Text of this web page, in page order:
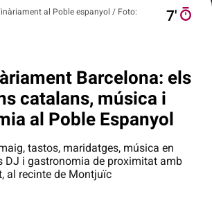
al Poble espanyol / Foto:
7′
Barcelona: els
catalans, música i
al Poble Espanyol
tastos, maridatges, música en
DJ i gastronomia de proximitat amb
al recinte de Montjuïc